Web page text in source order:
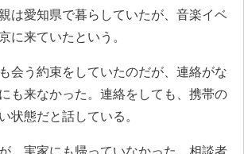
は愛知県で暮らしていたが、音楽イベ
に来ていたという。
会う約束をしていたのだが、連絡がな
も来なかった。連絡をしても、携帯の
状態だと話している。
、実家にも帰っていなかった。相談者